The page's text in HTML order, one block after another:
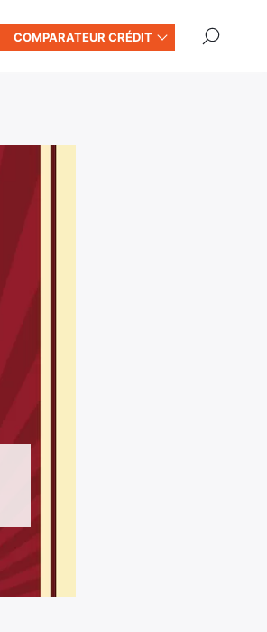
COMPARATEUR CRÉDIT
×